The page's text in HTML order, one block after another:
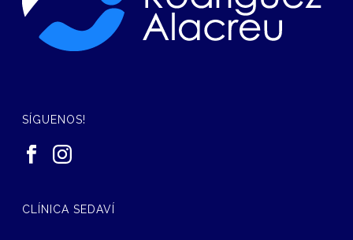
SÍGUENOS!
CLÍNICA SEDAVÍ